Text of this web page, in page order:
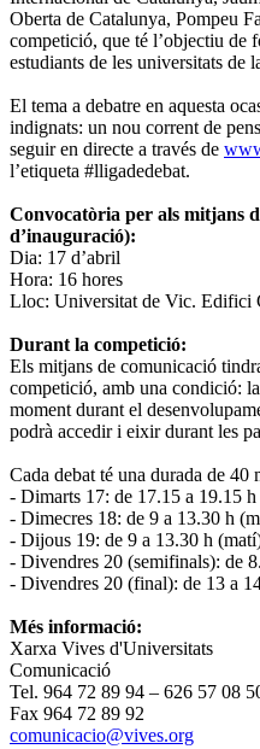
Oberta de Catalunya, Pompeu
competició, que té l’objectiu de
estudiants de les universitats de
El tema a debatre en aquesta
indignats: un nou corrent de
seguir en directe a través de
l’etiqueta #lligadedebat.
Convocatòria per als mitjans
d’inauguració):
Dia: 17 d’abril
Hora: 16 hores
Lloc: Universitat de Vic. Edifici
Durant la competició:
Els mitjans de comunicació
competició, amb una condició:
moment durant el
podrà accedir i eixir durant les
Cada debat té una durada de 40
- Dimarts 17: de 17.15 a 19.15 h
- Dimecres 18: de 9 a 13.30 h
- Dijous 19: de 9 a 13.30 h
- Divendres 20 (semifinals): de
- Divendres 20 (final): de 13 a
Més informació:
Xarxa Vives d'Universitats
Comunicació
Tel. 964 72 89 94 – 626 57 08
Fax 964 72 89 92
comunicacio@vives.org